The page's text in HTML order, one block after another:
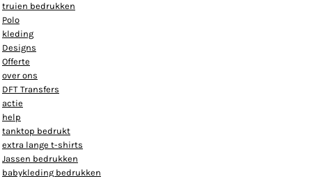
truien bedrukken
Polo
kleding
Designs
Offerte
over ons
DFT Transfers
actie
help
tanktop bedrukt
extra lange t-shirts
Jassen bedrukken
babykleding bedrukken